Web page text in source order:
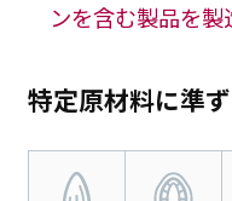
ンを含む製品を製
特定原材料に準